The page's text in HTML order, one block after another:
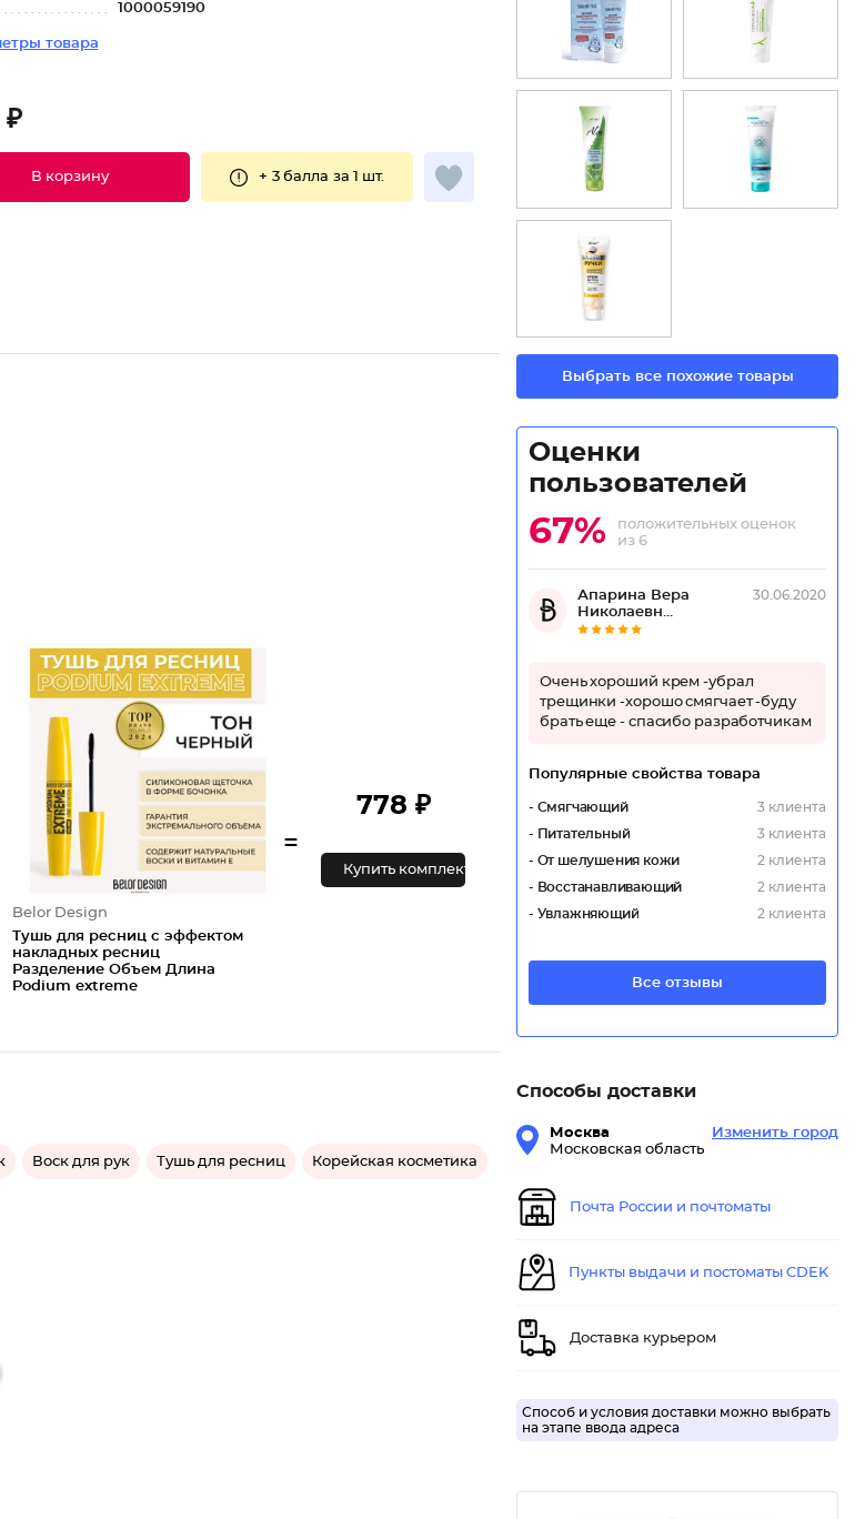
1000059190
товара
₽
В корзину + 3 балла за 1 шт.
Belor Design
Тушь для ресниц с эффектом
накладных ресниц
Разделение Объем Длина
Podium extreme
=
778 ₽
Купить комплект
Воск для рук Тушь для ресниц Корейская косметика
Выбрать все похожие товары
Оценки
пользователей
67%
положительных оценок
из 6
Апарина Вера
Николаевн...
30.06.2020
Очень хороший крем -убрал
трещинки -хорошо смягчает -буду
брать еще - спасибо разработчикам
Популярные свойства товара
- Смягчающий
3 клиента
- Питательный
3 клиента
- От шелушения кожи
2 клиента
- Восстанавливающий
2 клиента
- Увлажняющий
2 клиента
Все отзывы
Способы доставки
Москва
Московская область
Изменить город
Почта России и почтоматы
Пункты выдачи и постоматы CDEK
Доставка курьером
Способ и условия доставки можно выбрать
на этапе ввода адреса